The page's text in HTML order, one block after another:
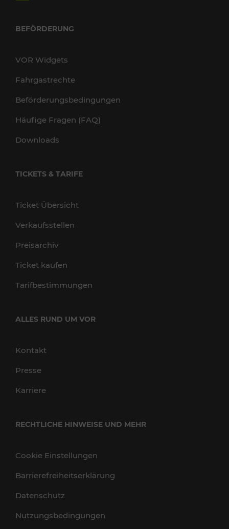
BEFÖRDERUNG
VOR Widgets
Fahrgastrechte
Beförderungsbedingungen
Häufige Fragen (FAQ)
Downloads
TICKETS & TARIFE
Ticket Übersicht
Verkaufsstellen
Preisarchiv
Ticket kaufen
Tarifbestimmungen
ALLES RUND UM VOR
Kontakt
Presse
Karriere
RECHTLICHE HINWEISE UND MEHR
Cookie Einstellungen
Barrierefreiheitserklärung
Datenschutz
Nutzungsbedingungen